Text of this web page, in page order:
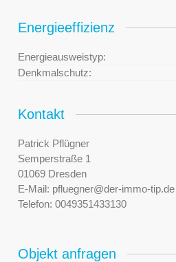
Energieeffizienz
Energieausweistyp:
Denkmalschutz:
Kontakt
Patrick Pflügner
Semperstraße 1
01069 Dresden
E-Mail: pfluegner@der-immo-tip.de
Telefon: 0049351433130
Objekt anfragen